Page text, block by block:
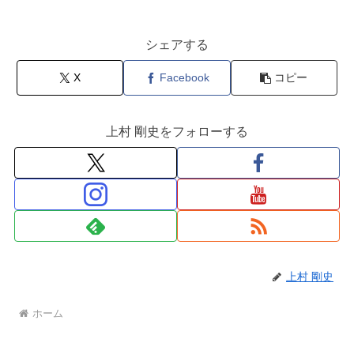
シェアする
X Facebook コピー
上村 剛史をフォローする
上村 剛史
ホーム